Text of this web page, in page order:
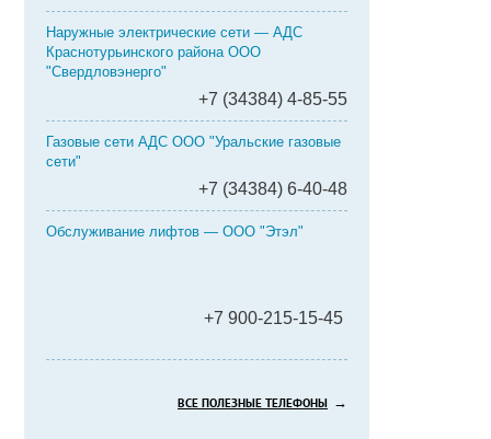
Наружные электрические сети — АДС
Краснотурьинского района ООО
"Свердловэнерго"
+7 (34384) 4-85-55
Газовые сети АДС ООО "Уральские газовые
сети"
+7 (34384) 6-40-48
Обслуживание лифтов — ООО "Этэл"
+7 900-215-15-45
ВСЕ ПОЛЕЗНЫЕ ТЕЛЕФОНЫ →